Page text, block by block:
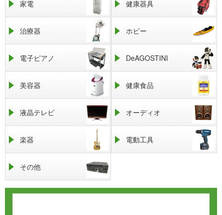
家電 健康器具
治療器 ホビー
電子ピアノ DeAGOSTINI
美容器 健康食品
液晶テレビ オーディオ
楽器 電動工具
その他